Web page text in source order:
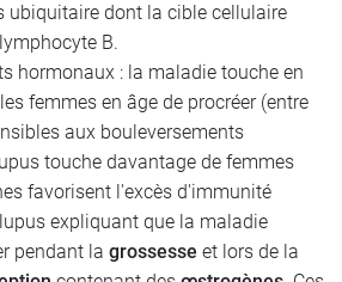
ubiquitaire dont la cible cellulaire
B.
hormonaux : la maladie touche en
femmes en âge de procréer (entre
aux bouleversements
touche davantage de femmes
favorisent l'excès d'immunité
expliquant que la maladie
pendant la grossesse et lors de la